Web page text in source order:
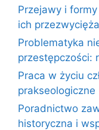
Przejawy i
ich
Problematyka
przestępczości:
Praca w życiu
prakseologiczne
Poradnictwo
historyczna i